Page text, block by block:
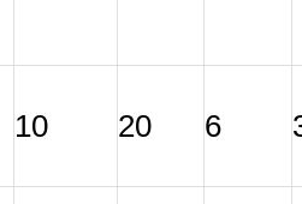
10 20 6